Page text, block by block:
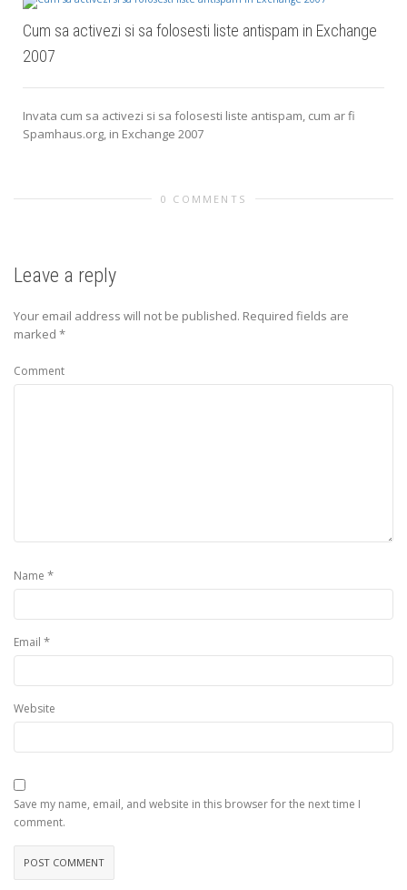
Cum sa activezi si sa folosesti liste antispam in Exchange
2007
Invata cum sa activezi si sa folosesti liste antispam, cum ar fi
Spamhaus.org, in Exchange 2007
0 COMMENTS
Leave a reply
Your email address will not be published. Required fields are
marked *
Comment
Name *
Email *
Website
Save my name, email, and website in this browser for the next time I
comment.